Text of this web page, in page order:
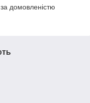
домовленістю